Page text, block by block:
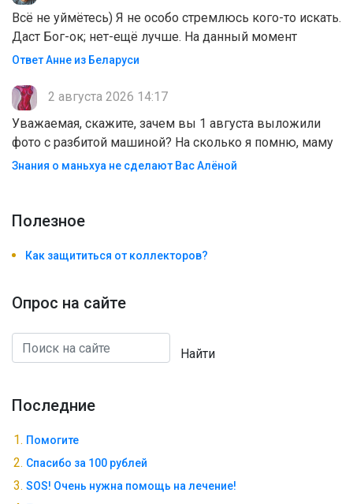
Всё не уймётесь) Я не особо стремлюсь кого-то искать.
Даст Бог-ок; нет-ещё лучше. На данный момент
Ответ Анне из Беларуси
2 августа 2026 14:17
Уважаемая, скажите, зачем вы 1 августа выложили
фото с разбитой машиной? На сколько я помню, маму
Знания о маньхуа не сделают Вас Алëной
Полезноe
Как защититься от коллекторов?
Опрос на сайте
Найти
Последние
Помогите
Спасибо за 100 рублей
SOS! Очень нужна помощь на лечение!